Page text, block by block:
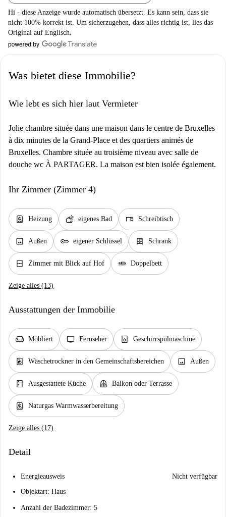
Hi - diese Anzeige wurde automatisch übersetzt. Es kann sein, dass sie
nicht 100% korrekt ist. Um sicherzugehen, dass alles richtig ist, lies das
Original auf Englisch.
Was bietet diese Immobilie?
Wie lebt es sich hier laut Vermieter
Jolie chambre située dans une maison dans le centre de Bruxelles
à dix minutes de la Grand-Place et des quartiers animés de
Bruxelles. Chambre située au troisième niveau avec salle de
douche wc À PARTAGER. La maison est bien isolée également.
Ihr Zimmer (Zimmer 4)
water_heater Heizung soap eigenes Bad desk Schreibtisch
image Außen key eigener Schlüssel dresser Schrank
window_closed Zimmer mit Blick auf Hof airline_seat_flat Doppelbett
Zeige alles (13)
Ausstattungen der Immobilie
chair Möbliert tv Fernseher dishwasher_gen Geschirrspülmaschine
local_laundry_service Wäschetrockner in den Gemeinschaftsbereichen image Außen
kitchen Ausgestattete Küche balcony Balkon oder Terrasse
water_heater Naturgas Warmwasserbereitung
Zeige alles (17)
Detail
Energieausweis
Nicht verfügbar
Objektart: Haus
Anzahl der Badezimmer: 5